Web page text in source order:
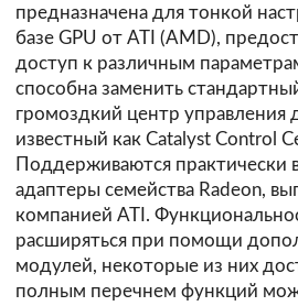
предназначена для тонкой
базе GPU от ATI (AMD),
доступ к различным
способна заменить
громоздкий центр управления
известный как Catalyst Control
Поддерживаются практически
адаптеры семейства Radeon,
компанией ATI.
расширяться при помощи
модулей, некоторые из них
полным перечнем функций